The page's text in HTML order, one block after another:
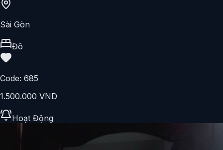
Sài Gòn
Đô
Code: 685
1.500.000 VND
Hoạt Động